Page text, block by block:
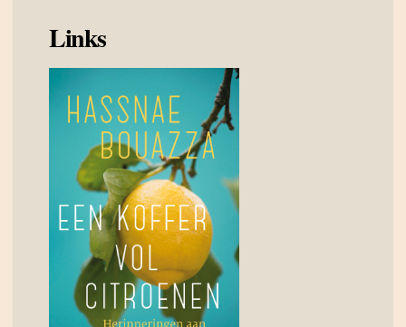
Links